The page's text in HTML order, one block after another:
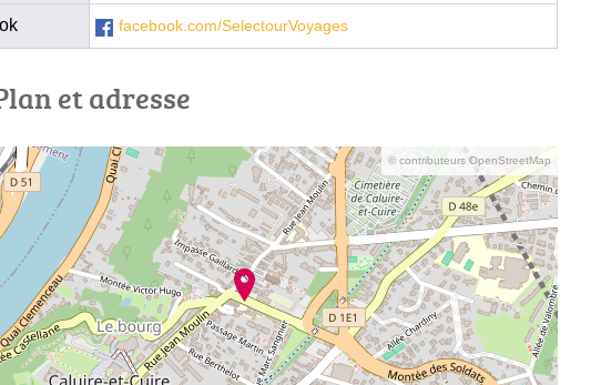
facebook.com/SelectourVoyages
et adresse
© contributeurs OpenStreetMap